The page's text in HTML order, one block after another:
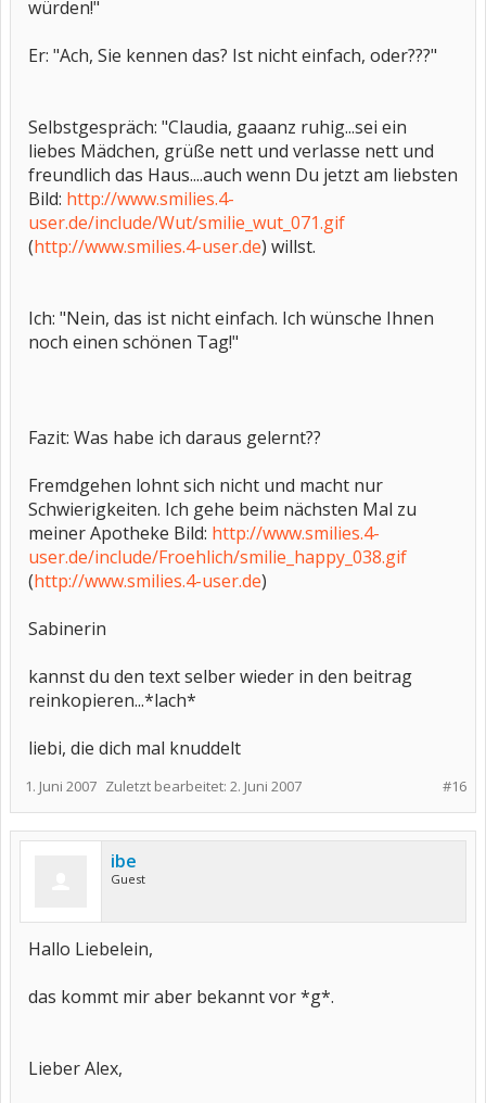
würden!"
Er: "Ach, Sie kennen das? Ist nicht einfach, oder???"
Selbstgespräch: "Claudia, gaaanz ruhig...sei ein
liebes Mädchen, grüße nett und verlasse nett und
freundlich das Haus....auch wenn Du jetzt am liebsten
Bild: http://www.smilies.4-
user.de/include/Wut/smilie_wut_071.gif
(http://www.smilies.4-user.de) willst.
Ich: "Nein, das ist nicht einfach. Ich wünsche Ihnen
noch einen schönen Tag!"
Fazit: Was habe ich daraus gelernt??
Fremdgehen lohnt sich nicht und macht nur
Schwierigkeiten. Ich gehe beim nächsten Mal zu
meiner Apotheke Bild: http://www.smilies.4-
user.de/include/Froehlich/smilie_happy_038.gif
(http://www.smilies.4-user.de)
Sabinerin
kannst du den text selber wieder in den beitrag
reinkopieren...*lach*
liebi, die dich mal knuddelt
#16
1. Juni 2007 Zuletzt bearbeitet: 2. Juni 2007
ibe
Guest
Hallo Liebelein,
das kommt mir aber bekannt vor *g*.
Lieber Alex,